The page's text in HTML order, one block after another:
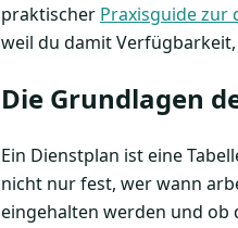
praktischer Praxisguide zur
weil du damit
Die Grundlagen
Ein Dienstplan ist eine
nicht nur fest, wer wann
eingehalten werden und ob